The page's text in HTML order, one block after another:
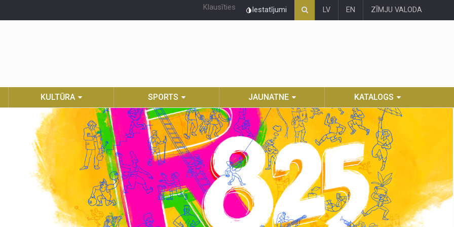
Klausīties Iestatījumi LV EN ZĪMJU VALODA
KULTŪRA SPORTS JAUNATNE KATALOGS